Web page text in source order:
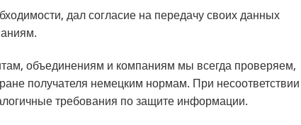
дал согласие на передачу своих данных
объединениям и компаниям мы всегда проверяем,
получателя немецким нормам. При несоответствии
требования по защите информации.